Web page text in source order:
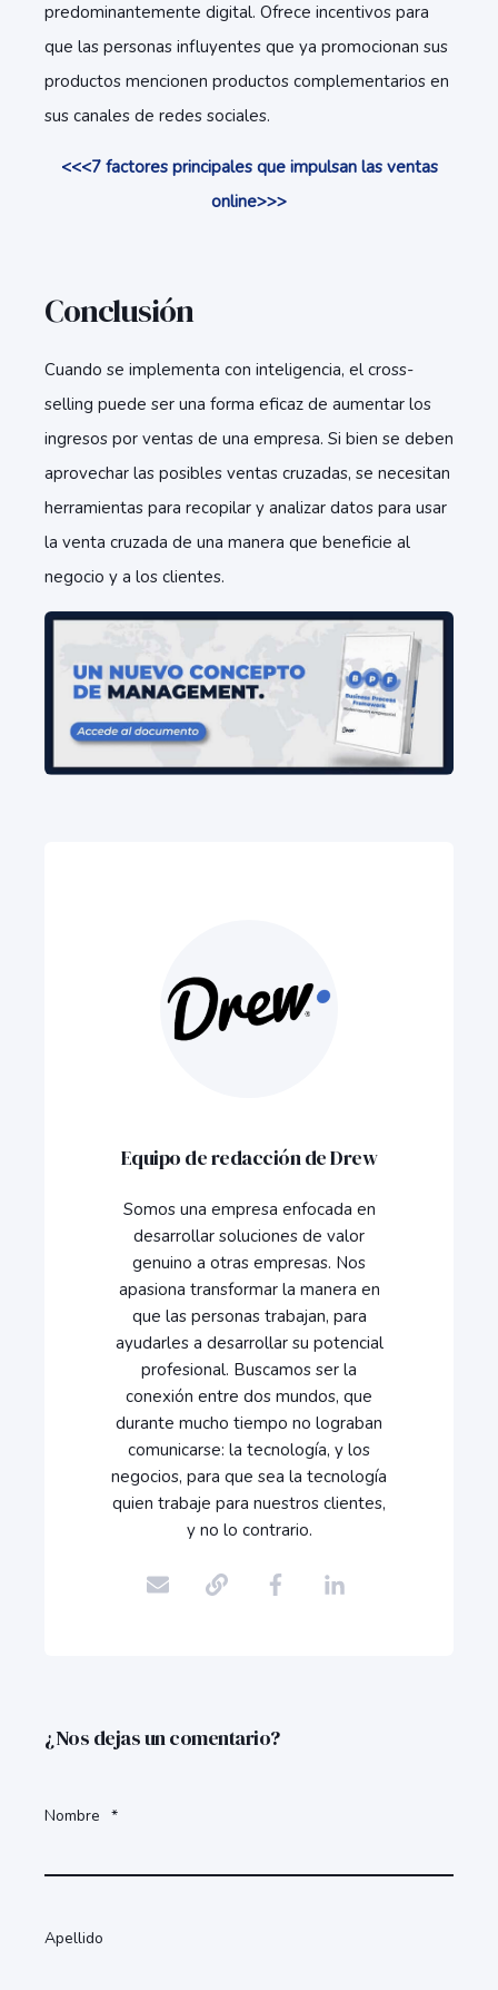
predominantemente digital. Ofrece incentivos para
que las personas influyentes que ya promocionan sus
productos mencionen productos complementarios en
sus canales de redes sociales.
<<<7 factores principales que impulsan las ventas
online>>>
Conclusión
Cuando se implementa con inteligencia, el cross-
selling puede ser una forma eficaz de aumentar los
ingresos por ventas de una empresa. Si bien se deben
aprovechar las posibles ventas cruzadas, se necesitan
herramientas para recopilar y analizar datos para usar
la venta cruzada de una manera que beneficie al
negocio y a los clientes.
Equipo de redacción de Drew
Somos una empresa enfocada en
desarrollar soluciones de valor
genuino a otras empresas. Nos
apasiona transformar la manera en
que las personas trabajan, para
ayudarles a desarrollar su potencial
profesional. Buscamos ser la
conexión entre dos mundos, que
durante mucho tiempo no lograban
comunicarse: la tecnología, y los
negocios, para que sea la tecnología
quien trabaje para nuestros clientes,
y no lo contrario.
¿Nos dejas un comentario?
Nombre *
Apellido